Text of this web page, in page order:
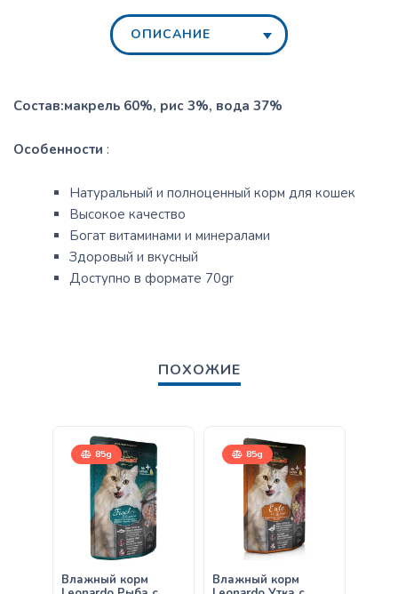
ОПИСАНИЕ
Состав:макрель 60%, рис 3%, вода 37%
Особенности :
Натуральный и полноценный корм для кошек
Высокое качество
Богат витаминами и минералами
Здоровый и вкусный
Доступно в формате 70gr
ПОХОЖИЕ
85g
Влажный корм
85g
Влажный корм